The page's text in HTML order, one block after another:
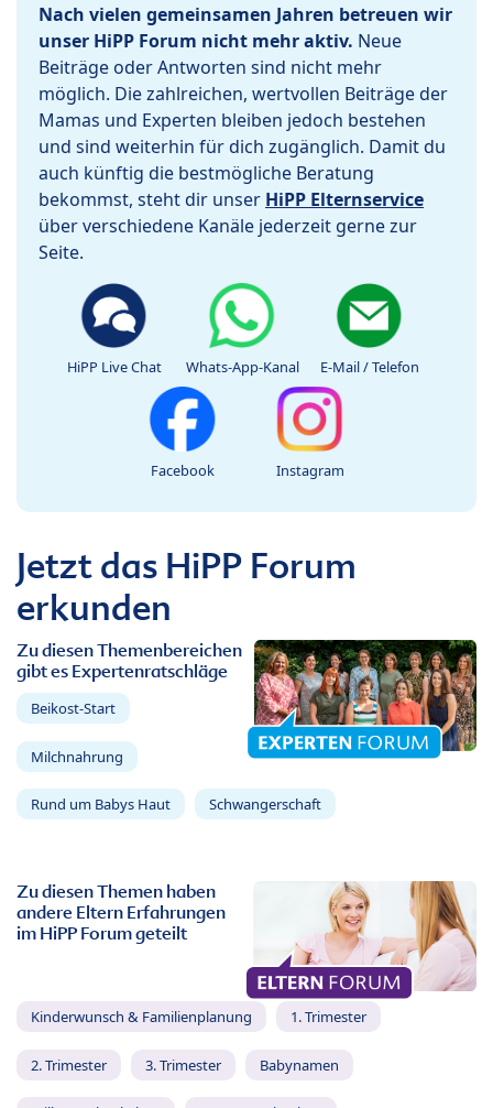
Nach vielen gemeinsamen Jahren betreuen wir
unser HiPP Forum nicht mehr aktiv. Neue
Beiträge oder Antworten sind nicht mehr
möglich. Die zahlreichen, wertvollen Beiträge der
Mamas und Experten bleiben jedoch bestehen
und sind weiterhin für dich zugänglich. Damit du
auch künftig die bestmögliche Beratung
bekommst, steht dir unser HiPP Elternservice
über verschiedene Kanäle jederzeit gerne zur
Seite.
HiPP Live Chat Whats-App-Kanal E-Mail / Telefon
Facebook Instagram
Jetzt das HiPP Forum
erkunden
Zu diesen Themenbereichen
gibt es Expertenratschläge
Beikost-Start
Milchnahrung
Rund um Babys Haut Schwangerschaft
Zu diesen Themen haben
andere Eltern Erfahrungen
im HiPP Forum geteilt
Kinderwunsch & Familienplanung 1. Trimester
2. Trimester 3. Trimester Babynamen